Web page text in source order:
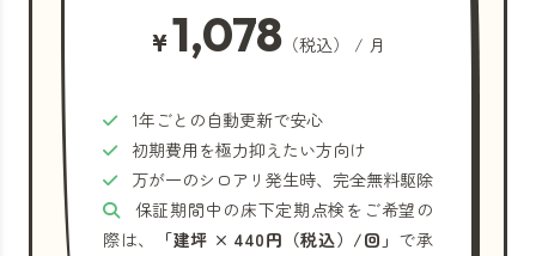
¥1,078（税込） / 月
1年ごとの自動更新で安心
初期費用を極力抑えたい方向け
万が一のシロアリ発生時、完全無料駆除
保証期間中の床下定期点検をご希望の
際は、
「建坪 × 440円（税込）/回」 で承